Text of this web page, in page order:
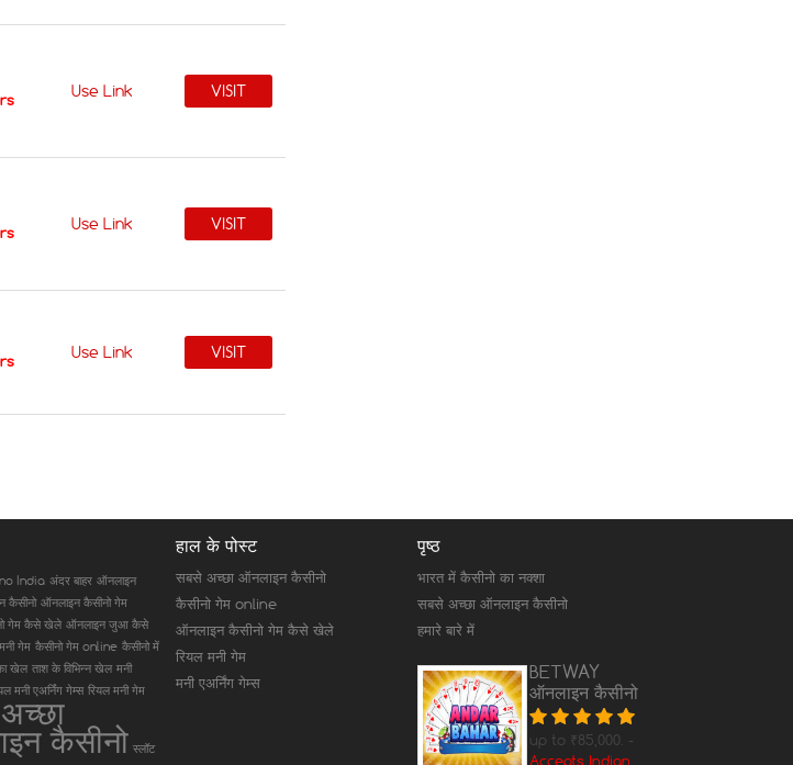
Use Link VISIT
Use Link VISIT
Use Link VISIT
India अंदर बाहर ऑनलाइन
कैसीनो ऑनलाइन कैसीनो गेम
गेम कैसे खेले ऑनलाइन जुआ कैसे
गेम कैसीनो गेम online कैसीनो में
खेल ताश के विभिन्न खेल मनी
मनी एअर्निंग गेम्स रियल मनी गेम
कैसीनो स्लॉट
हाल के पोस्ट
सबसे अच्छा ऑनलाइन कैसीनो
कैसीनो गेम online
ऑनलाइन कैसीनो गेम कैसे खेले
रियल मनी गेम
मनी एअर्निंग गेम्स
पृष्ठ
भारत में कैसीनो का नक्शा
सबसे अच्छा ऑनलाइन कैसीनो
हमारे बारे में
BETWAY
ऑनलाइन कैसीनो
up to ₹85,000. -
Accepts Indian